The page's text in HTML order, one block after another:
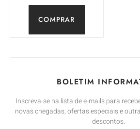
COMPRAR
BOLETIM
Inscreva-se na lista de e-mails para
novas chegadas, ofertas especiais e
descontos.